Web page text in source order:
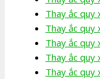
Thay ắc quy
Thay ắc quy
Thay ắc quy
Thay ắc quy
Thay ắc quy